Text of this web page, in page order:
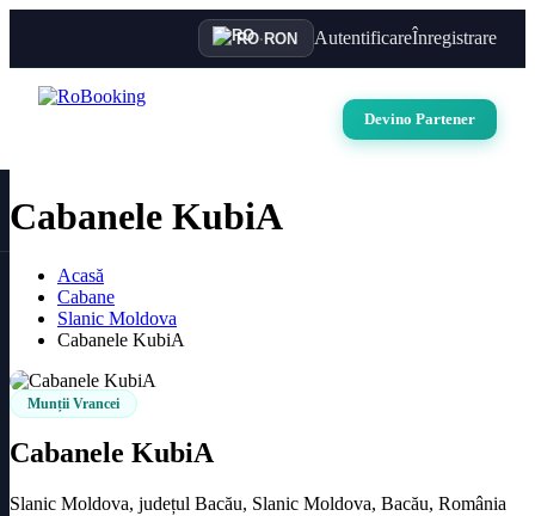
RO·RON AutentificareÎnregistrare
Devino Partener
Cabanele KubiA
Acasă
Cabane
Slanic Moldova
Cabanele KubiA
Munții Vrancei
Cabanele KubiA
Slanic Moldova, județul Bacău, Slanic Moldova, Bacău, România